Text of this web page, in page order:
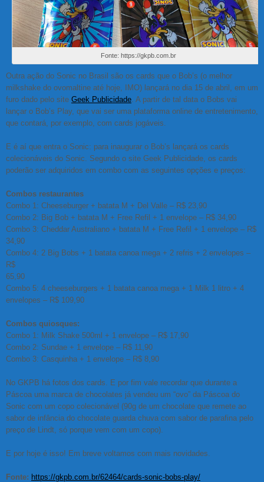
Fonte: https://gkpb.com.br
Outra ação do Sonic no Brasil são os cards que o Bob’s (o melhor
milkshake do ovomaltine até hoje, IMO) lançará no dia 15 de abril, em um
furo dado pelo site Geek Publicidade . A partir de tal data o Bobs vai
lançar o Bob’s Play, que vai ser uma plataforma online de entretenimento,
que contará, por exemplo, com cards jogáveis.
E é aí que entra o Sonic: para inaugurar o Bob’s lançará os cards
colecionáveis do Sonic. Segundo o site Geek Publicidade, os cards
poderão ser adquiridos em combo com as seguintes opções e preços:
Combos restaurantes
Combo 1: Cheeseburger + batata M + Del Valle – R$ 23,90
Combo 2: Big Bob + batata M + Free Refil + 1 envelope – R$ 34,90
Combo 3: Cheddar Australiano + batata M + Free Refil + 1 envelope – R$
34,90
Combo 4: 2 Big Bobs + 1 batata canoa mega + 2 refris + 2 envelopes –
R$
65,90
Combo 5: 4 cheeseburgers + 1 batata canoa mega + 1 Milk 1 litro + 4
envelopes – R$ 109,90
Combos quiosques:
Combo 1: Milk Shake 500ml + 1 envelope – R$ 17,90
Combo 2: Sundae + 1 envelope – R$ 11,90
Combo 3: Casquinha + 1 envelope – R$ 8,90
No GKPB há fotos dos cards. E por fim vale recordar que durante a
Páscoa uma marca de chocolates já vendeu um “ovo” da Páscoa do
Sonic com um copo colecionável (90g de um chocolate que remete ao
sabor de infância do chocolate guarda chuva com sabor de parafina pelo
preço de Lindt, só porque vem com um copo).
E por hoje é isso! Em breve voltamos com mais novidades.
Fonte: https://gkpb.com.br/62464/cards-sonic-bobs-play/